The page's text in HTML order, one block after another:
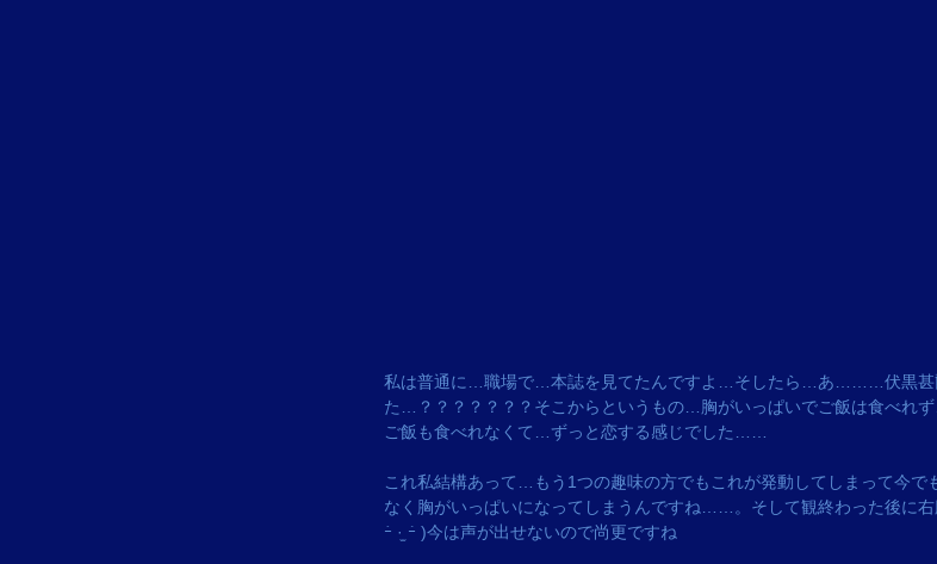
私は普通に…職場で…本誌を見てたんですよ…そしたら…あ………伏黒甚
た…？？？？？？？そこからというもの…胸がいっぱいでご飯は食べれ
ご飯も食べれなくて…ずっと恋する感じでした……
これ私結構あって…もう1つの趣味の方でもこれが発動してしまって今で
なく胸がいっぱいになってしまうんですね……。そして観終わった後に
ｰ̀ ·̫ ｰ́ )‬今は声が出せないので尚更ですね